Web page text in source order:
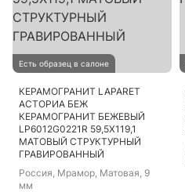
Есть образец в салоне
КЕРАМОГРАНИТ LAPARET
АСТОРИА БЕЖ
КЕРАМОГРАНИТ БЕЖЕВЫЙ
LP6012G0221R 59,5Х119,1
МАТОВЫЙ СТРУКТУРНЫЙ
ГРАВИРОВАННЫЙ
Россия, Мрамор, Матовая, 9
мм